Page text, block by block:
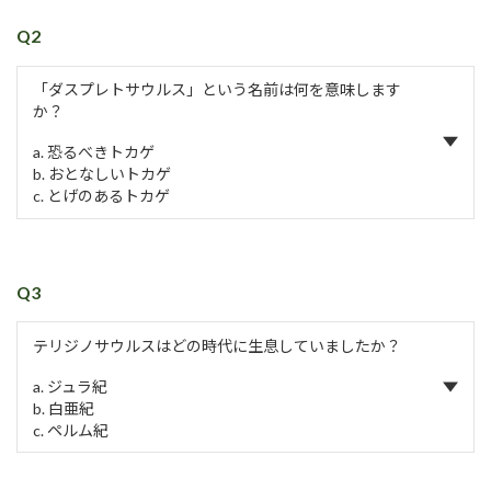
Q2
「ダスプレトサウルス」という名前は何を意味します
か？
a. 恐るべきトカゲ
b. おとなしいトカゲ
c. とげのあるトカゲ
Q3
テリジノサウルスはどの時代に生息していましたか？
a. ジュラ紀
b. 白亜紀
c. ペルム紀